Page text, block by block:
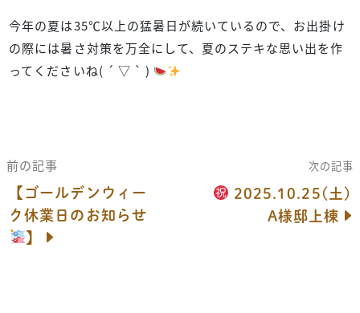
今年の夏は35℃以上の猛暑日が続いているので、お出掛け
の際には暑さ対策を万全にして、夏のステキな思い出を作
ってくださいね( ´ ▽ ` )
前の記事
【ゴールデンウィー
ク休業日のお知らせ
】
次の記事
2025.10.25(土)
A様邸上棟